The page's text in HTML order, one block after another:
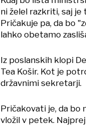
ni želel razkriti, saj
Pričakuje pa, da bo
lahko obetamo
Iz poslanskih klopi
Tea Košir. Kot je
državnimi sekretarji.
Pričakovati je, da bo
vložil v petek.